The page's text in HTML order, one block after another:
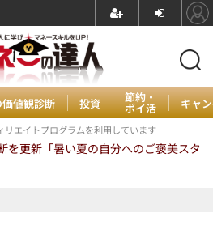
値観診断 投資 節約・
ポイ活 キャ
エイトプログラムを利用しています
を更新「暑い夏の自分へのご褒美スタ